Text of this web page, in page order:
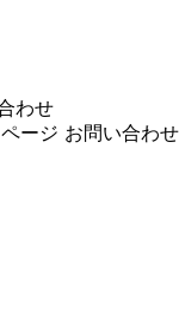
わせ
ージ お問い合わせ